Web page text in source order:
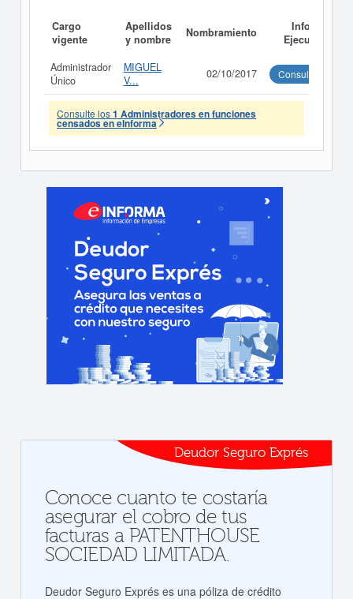
Cargo
vigente
Apellidos
y nombre
Nombramiento
Informe
Ejecutivo
Administrador
Único
MIGUEL
V...
02/10/2017 Consultar
Consulte los1 Administradores en funciones
censados en eInforma
Deudor Seguro Exprés
Conoce cuanto te costaría
asegurar el cobro de tus
facturas a PATENTHOUSE
SOCIEDAD LIMITADA.
Deudor Seguro Exprés es una póliza de crédito